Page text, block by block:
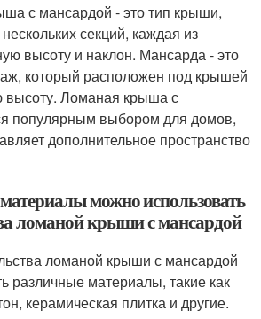
с мансардой - это тип крыши,
секций, каждая из
высоту и наклон. Мансарда - это
который расположен под крышей
высоту. Ломаная крыша с
популярным выбором для домов,
дополнительное пространство
можно использовать
ломаной крыши с мансардой
ломаной крыши с мансардой
различные материалы, такие как
керамическая плитка и другие.